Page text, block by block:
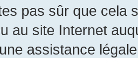
pas sûr que cela
au site Internet
assistance